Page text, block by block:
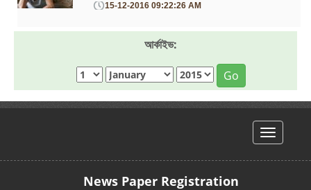
15-12-2016 09:22:26 AM
আর্কাইভ:
Go
hello
News Paper Registration